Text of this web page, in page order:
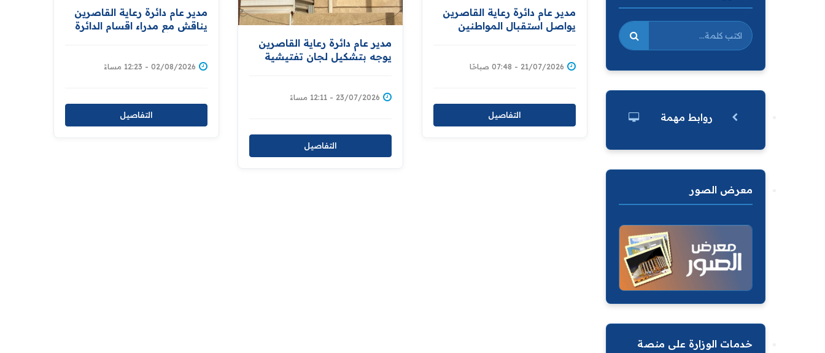
مدير عام دائرة رعاية القاصرين
يناقش مع مدراء اقسام الدائرة
02/08/2026 - 12:23 مساءً
التفاصيل
مدير عام دائرة رعاية القاصرين
يوجه بتشكيل لجان تفتيشية
23/07/2026 - 12:11 مساءً
التفاصيل
مدير عام دائرة رعاية القاصرين
يواصل استقبال المواطنين
21/07/2026 - 07:48 صباحًا
التفاصيل روابط مهمة
معرض الصور
خدمات الوزارة على منصة